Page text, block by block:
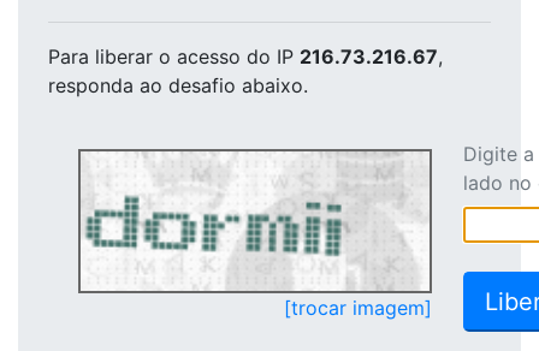
Para liberar o acesso do IP 216.73.216.67,
responda ao desafio abaixo.
[trocar imagem]
Digite
lado no